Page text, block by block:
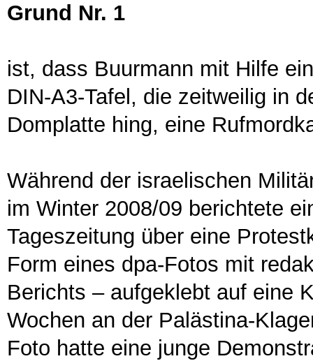
Grund Nr. 1
ist, dass Buurmann mit Hilfe
DIN-A3-Tafel, die zeitweilig in
Domplatte hing, eine
Während der israelischen
im Winter 2008/09 berichtete
Tageszeitung über eine
Form eines dpa-Fotos mit
Berichts – aufgeklebt auf eine
Wochen an der Palästina-
Foto hatte eine junge